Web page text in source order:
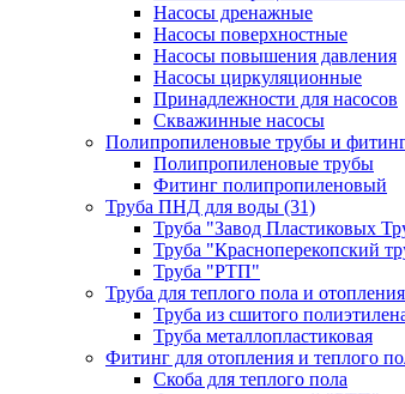
Насосы дренажные
Насосы поверхностные
Насосы повышения давления
Насосы циркуляционные
Принадлежности для насосов
Скважинные насосы
Полипропиленовые трубы и
Полипропиленовые трубы
Фитинг полипропиленовый
Труба ПНД для воды (31)
Труба "Завод Пластиковых
Труба "Красноперекопский
Труба "РТП"
Труба для теплого пола и отопления
Труба из сшитого
Труба металлопластиковая
Фитинг для отопления и теплого
Скоба для теплого пола